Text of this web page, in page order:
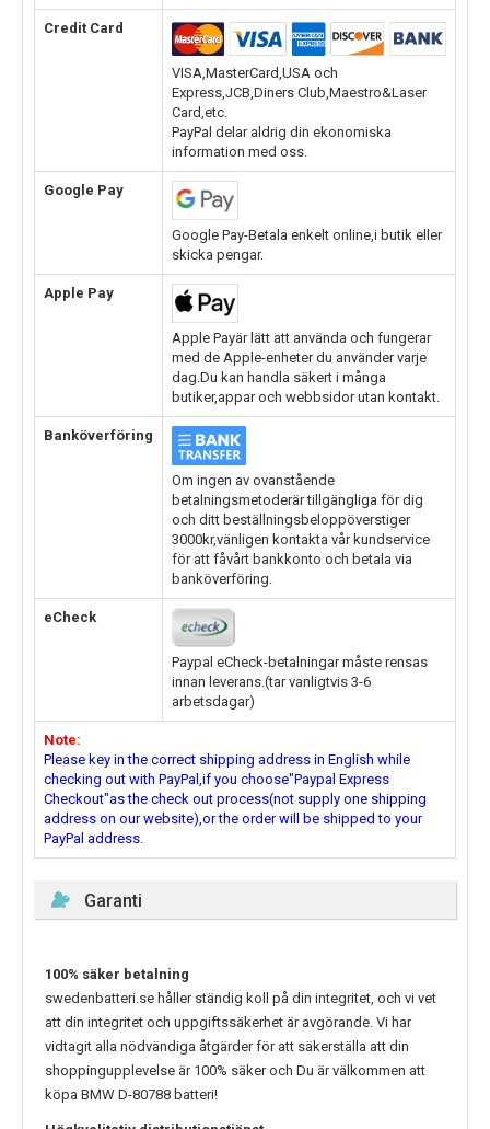
Credit Card
VISA,MasterCard,USA och
Express,JCB,Diners Club,Maestro&Laser
Card,etc.
PayPal delar aldrig din ekonomiska
information med oss.
Google Pay
Google Pay-Betala enkelt online,i butik eller
skicka pengar.
Apple Pay
Apple Payär lätt att använda och fungerar
med de Apple-enheter du använder varje
dag.Du kan handla säkert i många
butiker,appar och webbsidor utan kontakt.
Banköverföring
Om ingen av ovanstående
betalningsmetoderär tillgängliga för dig
och ditt beställningsbeloppöverstiger
3000kr,vänligen kontakta vår kundservice
för att fåvårt bankkonto och betala via
banköverföring.
eCheck
Paypal eCheck-betalningar måste rensas
innan leverans.(tar vanligtvis 3-6
arbetsdagar)
Note:
Please key in the correct shipping address in English while
checking out with PayPal,if you choose"Paypal Express
Checkout"as the check out process(not supply one shipping
address on our website),or the order will be shipped to your
PayPal address.
Garanti
100% säker betalning
swedenbatteri.se håller ständig koll på din integritet, och vi vet
att din integritet och uppgiftssäkerhet är avgörande. Vi har
vidtagit alla nödvändiga åtgärder för att säkerställa att din
shoppingupplevelse är 100% säker och Du är välkommen att
köpa BMW D-80788 batteri!